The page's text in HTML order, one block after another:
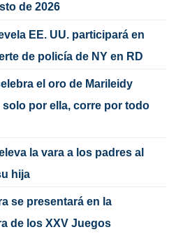
de 2026
EE. UU. participará en
de policía de NY en RD
el oro de Marileidy
solo por ella, corre por todo
la vara a los padres al
hija
se presentará en la
de los XXV Juegos